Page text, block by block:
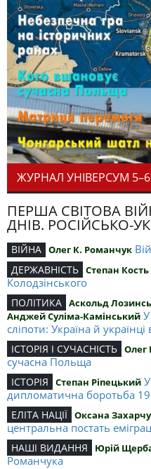
ЖУРНАЛ УНІВЕРСУМ 5–6
ПЕРША СВІТОВА
ДНІВ. РОСІЙСЬКО-
ВІЙНА Олег К. Романчук
ДЕРЖАВНІСТЬ Степан Кость
Колодзінського
ПОЛІТИКА Аскольд
Анджей Суліма-Камінський
сліпоти: Україна й
ІСТОРІЯ І СУЧАСНІСТЬ Олег
сучасна Польща
ІСТОРІЯ Степан Ріпецький
дипломатична боротьба
ЕЛІТА НАЦІЇ Оксана
центральна постать
НАШІ ВИДАННЯ Юрій
Романчука